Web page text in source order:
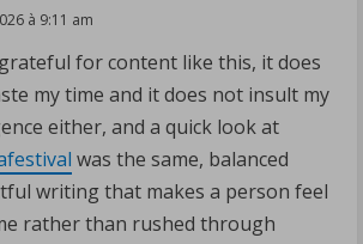
à 9:11 am
for content like this, it does
my time and it does not insult my
either, and a quick look at
was the same, balanced
writing that makes a person feel
rather than rushed through